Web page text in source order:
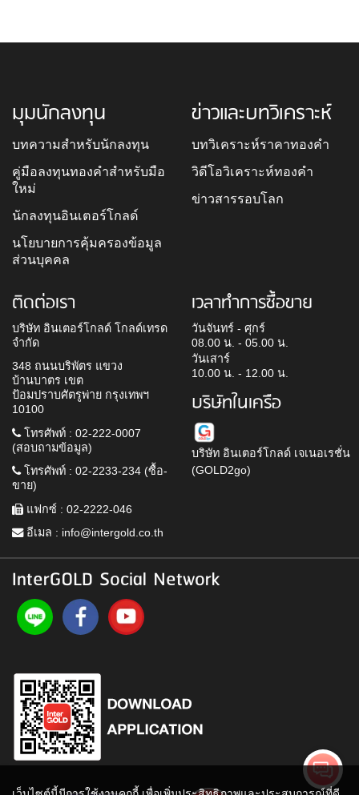
มุมนักลงทุน
บทความสำหรับนักลงทุน
คู่มือลงทุนทองคำสำหรับมือ
ใหม่
นักลงทุนอินเตอร์โกลด์
นโยบายการคุ้มครองข้อมูล
ส่วนบุคคล
ข่าวและบทวิเคราะห์
บทวิเคราะห์ราคาทองคำ
วิดีโอวิเคราะห์ทองคำ
ข่าวสารรอบโลก
ติดต่อเรา
บริษัท อินเตอร์โกลด์ โกลด์เทรด
จำกัด
348 ถนนบริพัตร แขวง
บ้านบาตร เขต
ป้อมปราบศัตรูพ่าย กรุงเทพฯ
10100
โทรศัพท์ : 02-222-0007
(สอบถามข้อมูล)
โทรศัพท์ : 02-2233-234 (ซื้อ-
ขาย)
แฟกซ์ : 02-2222-046
อีเมล : info@intergold.co.th
เวลาทำการซื้อขาย
วันจันทร์ - ศุกร์
08.00 น. - 05.00 น.
วันเสาร์
10.00 น. - 12.00 น.
บริษัทในเครือ
บริษัท อินเตอร์โกลด์ เจเนอเรชั่น
(GOLD2go)
InterGOLD Social Network